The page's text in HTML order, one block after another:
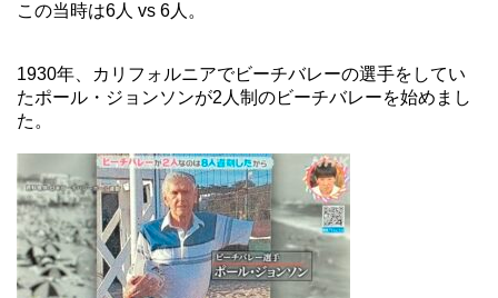
この当時は6人 vs 6人。
1930年、カリフォルニアでビーチバレーの選手をしてい
たポール・ジョンソンが2人制のビーチバレーを始めまし
た。